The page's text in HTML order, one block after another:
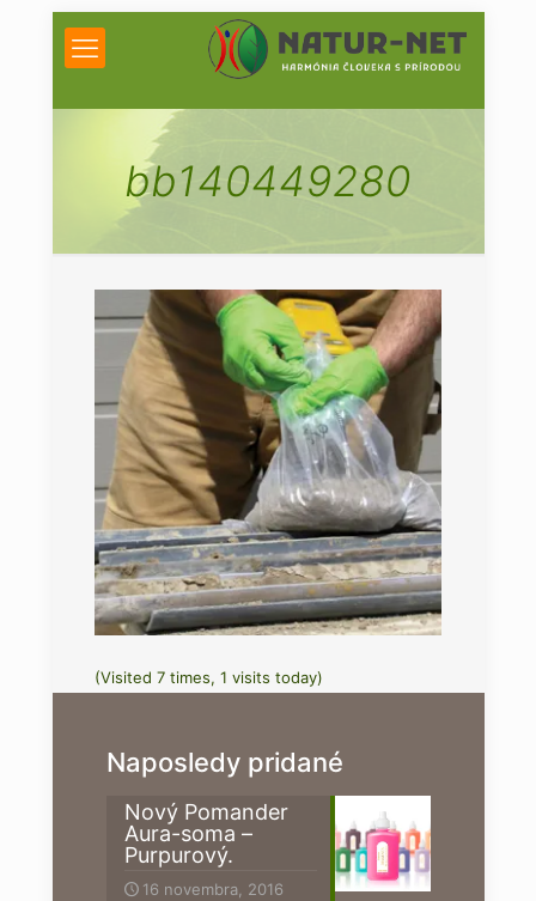
bb140449280
(Visited 7 times, 1 visits today)
Naposledy pridané
Nový Pomander
Aura-soma –
Purpurový.
16 novembra, 2016